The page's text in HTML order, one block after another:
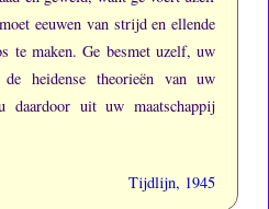
eeuwen van strijd en ellende
te maken.Ge besmet uzelf, uw
heidense theorieën van uw
daardoor uit uw maatschappij
Tijdlijn, 1945